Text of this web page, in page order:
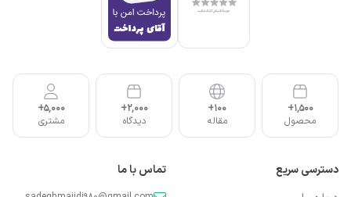
1,500+
محصول
100+
مقاله
2,000+
دیدگاه
5,000+
مشتری
دسترسی سریع
تماس با ما